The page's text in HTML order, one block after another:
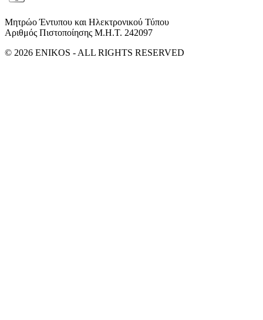
Μητρώο Έντυπου και Ηλεκτρονικού Τύπου
Αριθμός Πιστοποίησης Μ.Η.Τ. 242097
© 2026 ENIKOS - ALL RIGHTS RESERVED